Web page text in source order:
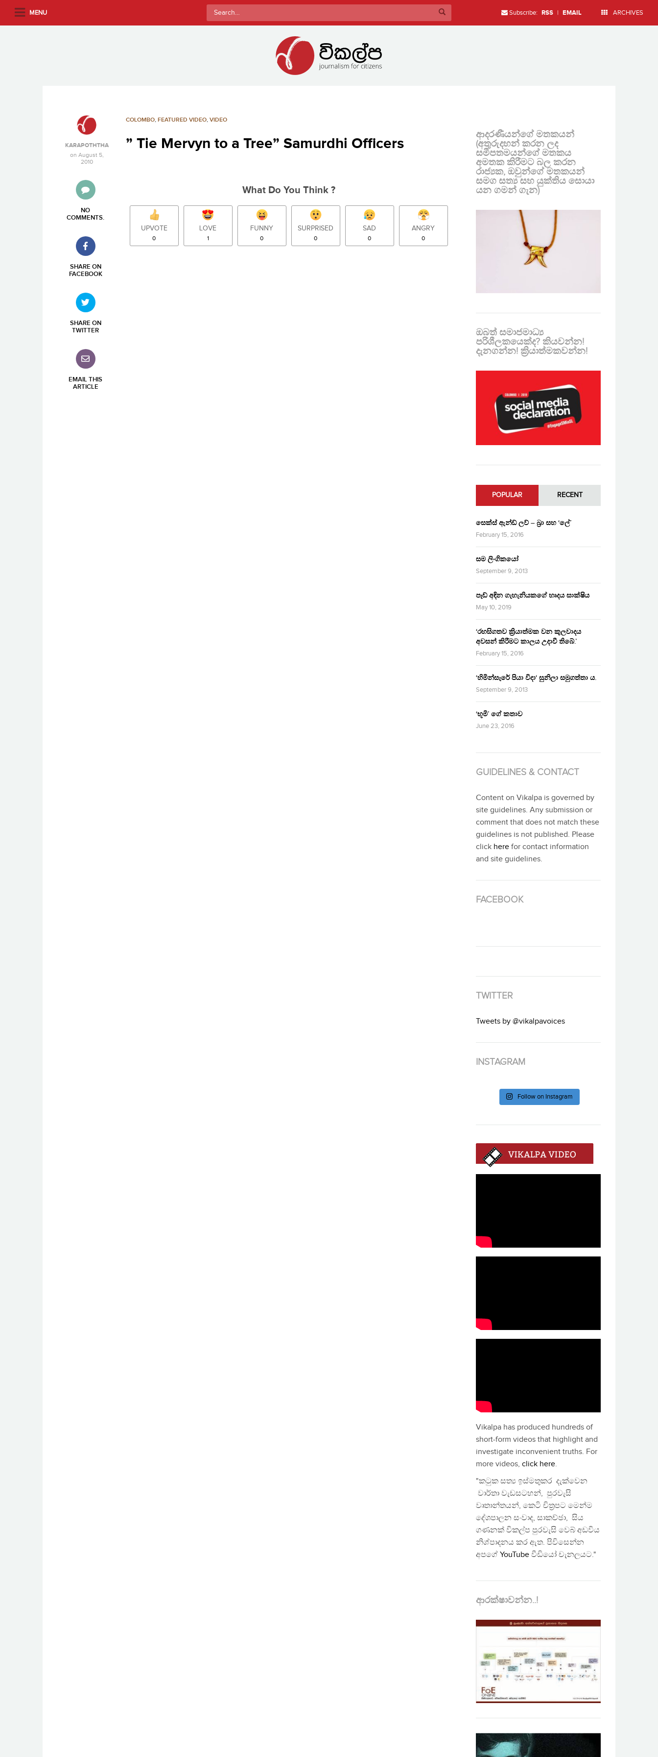
MENU
Search
for:
Subscribe: RSS | EMAIL ARCHIVES
COLOMBO, FEATURED VIDEO, VIDEO
” Tie Mervyn to a Tree” Samurdhi Officers
KARAPOTHTHA
on August 5,
2010
NO
COMMENTS.
SHARE ON
FACEBOOK
SHARE ON
TWITTER
EMAIL THIS
ARTICLE
What Do You Think ?
UPVOTE
0
LOVE
1
FUNNY
0
SURPRISED
0
SAD
0
ANGRY
0
ආදරණීයන්ගේ මතකයන්
(අතුරුදහන් කරන ලද
සමීපතමයන්ගේ මතකය
අමතක කිරීමට බල කරන
රාජ්‍යක, ඔවුන්ගේ මතකයන්
සමග සත්‍ය සහ යුක්තිය සොයා
යන ගමන් ගැන)
ඔබත් සමාජමාධ්‍ය
පරිශීලකයෙක්ද? කියවන්න!
දැනගන්න! ක්‍රියාත්මකවන්න!
POPULAR RECENT
සෙක්ස් ඇන්ඩ් ලව් – බ්‍රා සහ ‘ලේ’
February 15, 2016
සම ලිංගිකයෝ
September 9, 2013
පෑඩ් අඳින ගැහැනියකගේ හෘදය සාක්ෂිය
May 10, 2019
‘රහසිගතව ක්‍රියාත්මක වන කුලවාදය
අවසන් කිරීමට කාලය උදාවී තිබේ.’
February 15, 2016
‘හිමින්සැරේ පියා විදා‘ සුනිලා සමුගත්තා ය.
September 9, 2013
‘භූමි’ ගේ කතාව
June 23, 2016
GUIDELINES & CONTACT
Content on Vikalpa is governed by
site guidelines. Any submission or
comment that does not match these
guidelines is not published. Please
click here for contact information
and site guidelines.
FACEBOOK
TWITTER
Tweets by @vikalpavoices
INSTAGRAM
Follow on Instagram
Vikalpa has produced hundreds of
short-form videos that highlight and
investigate inconvenient truths. For
more videos, click here.
"කටුක සත්‍ය ඉස්මතුකර දැක්වෙන
වාර්තා වැඩසටහන්, පුරවැසි
වෘතාන්තයන්, කෙටි චිත්‍රපට මෙන්ම
දේශපාලන සංවාද, සාකච්ඡා, සිය
ගණනක් විකල්ප පුරවැසි වෙබ් අඩවිය
නිශ්පාදනය කර ඇත. පිවිසෙන්න
අපගේ YouTube වීඩියෝ චැනලයට."
ආරක්ෂාවන්න..!